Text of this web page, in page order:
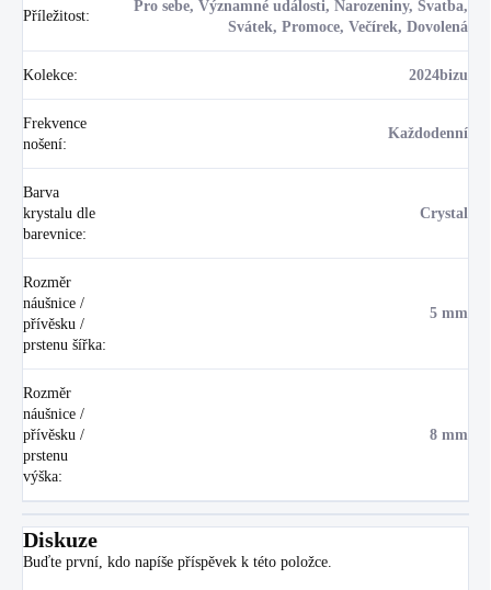
Příležitost:
Pro sebe, Významné události, Narozeniny, Svatba,
Svátek, Promoce, Večírek, Dovolená
Kolekce: 2024bizu
Frekvence
nošení:
Každodenní
Barva
krystalu dle
barevnice:
Crystal
Rozměr
náušnice /
přívěsku /
prstenu šířka:
5 mm
Rozměr
náušnice /
přívěsku /
prstenu
výška:
8 mm
Diskuze
Buďte první, kdo napíše příspěvek k této položce.